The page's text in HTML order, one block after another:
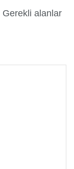
Gerekli alanlar